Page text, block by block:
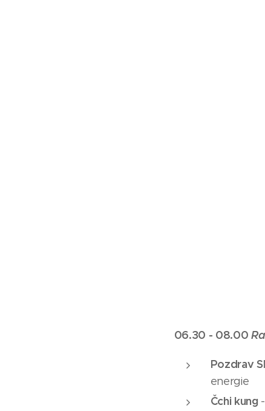
06.30 - 08.00
Pozdrav
energie
Čchi kung-